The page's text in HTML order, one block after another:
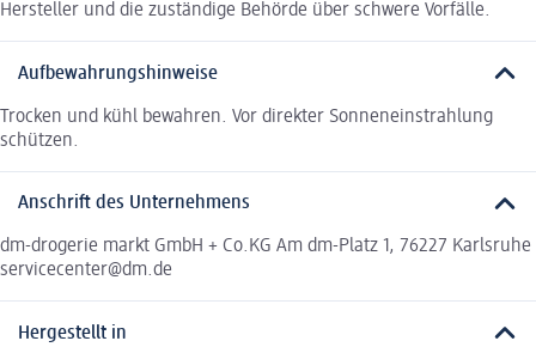
Hersteller und die zuständige Behörde über schwere Vorfälle.
Aufbewahrungshinweise
Trocken und kühl bewahren. Vor direkter Sonneneinstrahlung
schützen.
Anschrift des Unternehmens
dm-drogerie markt GmbH + Co.KG Am dm-Platz 1, 76227 Karlsruhe
servicecenter@dm.de
Hergestellt in